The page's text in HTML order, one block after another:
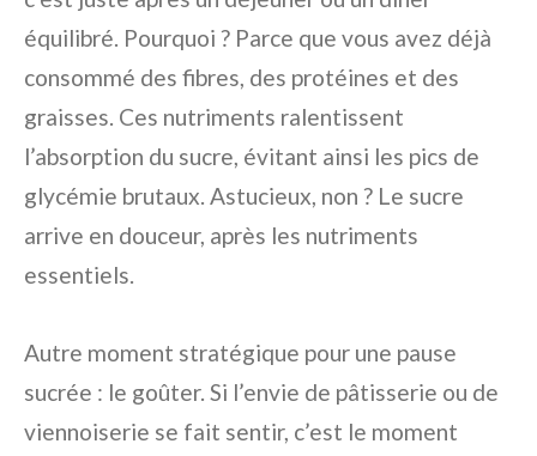
équilibré. Pourquoi ? Parce que vous avez déjà
consommé des fibres, des protéines et des
graisses. Ces nutriments ralentissent
l’absorption du sucre, évitant ainsi les pics de
glycémie brutaux. Astucieux, non ? Le sucre
arrive en douceur, après les nutriments
essentiels.
Autre moment stratégique pour une pause
sucrée : le goûter. Si l’envie de pâtisserie ou de
viennoiserie se fait sentir, c’est le moment